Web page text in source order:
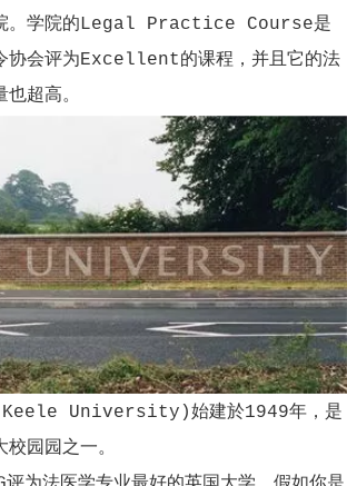
院。学院的Legal Practice Course是
协会评为Excellent的课程，并且它的法
超高。
University)始建於1949年，是
园园之一。